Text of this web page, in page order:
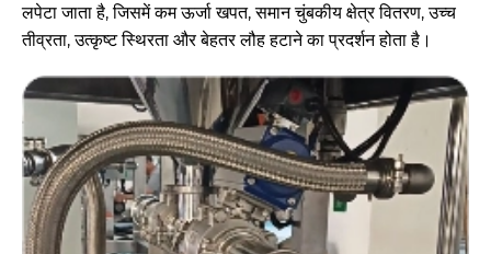
लपेटा जाता है, जिसमें कम ऊर्जा खपत, समान चुंबकीय क्षेत्र वितरण, उच्च
तीव्रता, उत्कृष्ट स्थिरता और बेहतर लौह हटाने का प्रदर्शन होता है।